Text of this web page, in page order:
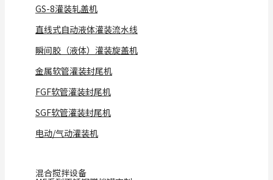
GS-8灌装轧盖机
直线式自动液体灌装流水线
瞬间胶（液体）灌装旋盖机
金属软管灌装封尾机
FGF软管灌装封尾机
SGF软管灌装封尾机
电动/气动灌装机
混合搅拌设备